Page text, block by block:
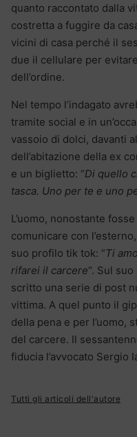
quanto raccontato dalla
costretta a fuggire da
vicini di casa perché il
due il cellulare per
dell’ordine.
Nel tempo l’indagato
tramite social e in
vassoio di dolci, davanti
dell’abitazione della ex
e un biglietto: “Di quello
tasca. Uno per te e uno
L’uomo, nonostante
comunicare con
suo profilo tik tok: “Ti
rifarei il carcere“. Sul
scritto una serie di post
vittima. A quel punto il
della pena e per l’uomo,
del carcere. Il
fiducia l’avvocato Sergio
Tutti gli articoli dell'autore